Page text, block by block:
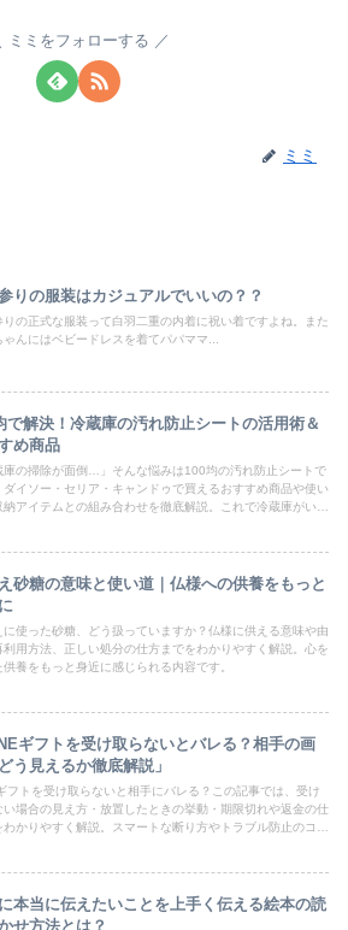
ミミをフォローする
ミミ
りの服装はカジュアルでいいの？？
りの正式な服装って白羽二重の内着に祝い着ですよね。また
ゃんにはベビードレスを着てパパママ...
で解決！冷蔵庫の汚れ防止シートの活用術＆
め商品
庫の掃除が面倒…」そんな悩みは100均の汚れ防止シートで
ダイソー・セリア・キャンドゥで買えるおすすめ商品や使い
納アイテムとの組み合わせを徹底解説。これで冷蔵庫がいつ
砂糖の意味と使い道｜仏様への供養をもっと
に使った砂糖、どう扱っていますか？仏様に供える意味や由
利用方法、正しい処分の仕方までをわかりやすく解説。心を
供養をもっと身近に感じられる内容です。
ギフトを受け取らないとバレる？相手の画
う見えるか徹底解説」
フトを受け取らないと相手にバレる？この記事では、受け
い場合の見え方・放置したときの挙動・期限切れや返金の仕
わかりやすく解説。スマートな断り方やトラブル防止のコツ
本当に伝えたいことを上手く伝える絵本の読
せ方法とは？